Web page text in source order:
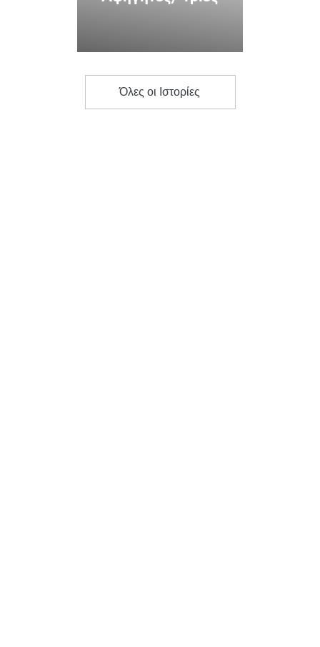
Όλες οι Ιστορίες